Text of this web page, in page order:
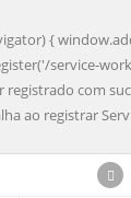
{
service-
registrado com
ao registrar